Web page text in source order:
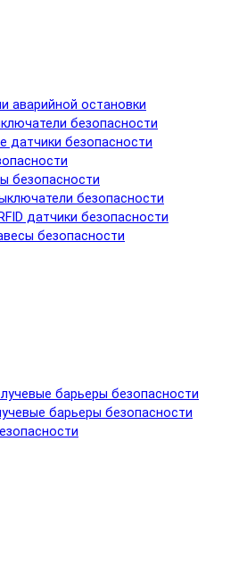
аварийной остановки
безопасности
датчики безопасности
безопасности
безопасности
датчики безопасности
безопасности
барьеры безопасности
барьеры безопасности